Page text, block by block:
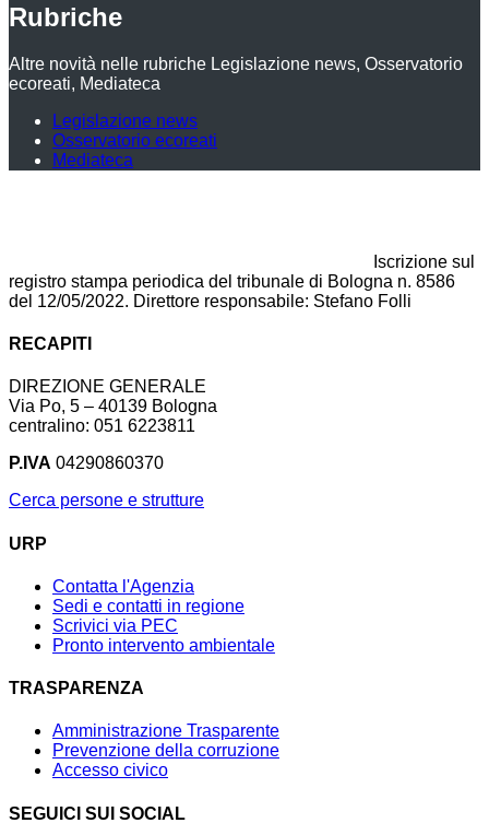
Rubriche
Altre novità nelle rubriche Legislazione news, Osservatorio
ecoreati, Mediateca
Legislazione news
Osservatorio ecoreati
Mediateca
Iscrizione sul
registro stampa periodica del tribunale di Bologna n. 8586
del 12/05/2022. Direttore responsabile: Stefano Folli
RECAPITI
DIREZIONE GENERALE
Via Po, 5 – 40139 Bologna
centralino: 051 6223811
P.IVA 04290860370
Cerca persone e strutture
URP
Contatta l'Agenzia
Sedi e contatti in regione
Scrivici via PEC
Pronto intervento ambientale
TRASPARENZA
Amministrazione Trasparente
Prevenzione della corruzione
Accesso civico
SEGUICI SUI SOCIAL